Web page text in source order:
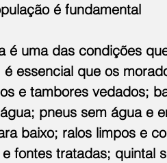
é fundamental
é uma das condições
essencial que os
e tambores vedados;
pneus sem água e
baixo; ralos limpos e
fontes tratadas; quintal